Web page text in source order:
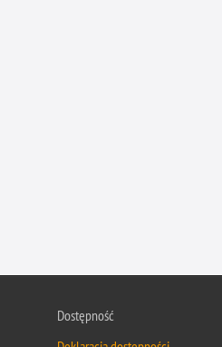
Dostępność